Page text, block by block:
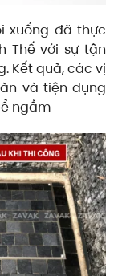
xuống đã thực
Thế với sự tận
Kết quả, các vị
và tiện dụng
ngầm